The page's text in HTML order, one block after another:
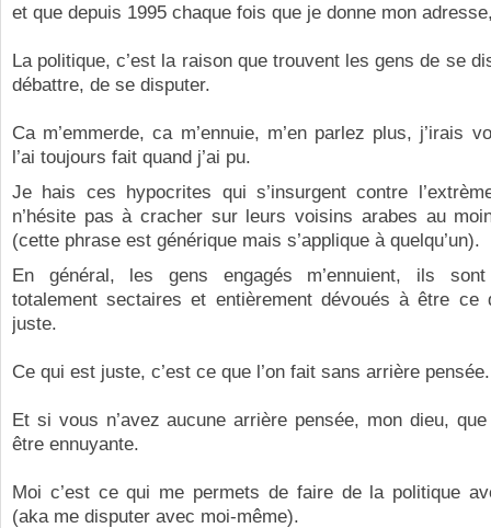
et que depuis 1995 chaque fois que je donne mon
La politique, c’est la raison que trouvent les gens de se
débattre, de se disputer.
Ca m’emmerde, ca m’ennuie, m’en parlez plus, j’irais
l’ai toujours fait quand j’ai pu.
Je hais ces hypocrites qui s’insurgent contre
n’hésite pas à cracher sur leurs voisins arabes au
(cette phrase est générique mais s’applique à quelqu’un).
En général, les gens engagés m’ennuient, ils
totalement sectaires et entièrement dévoués à être ce
juste.
Ce qui est juste, c’est ce que l’on fait sans arrière pensée.
Et si vous n’avez aucune arrière pensée, mon dieu,
être ennuyante.
Moi c’est ce qui me permets de faire de la politique
(aka me disputer avec moi-même).